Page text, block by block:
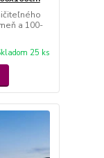
a 100-
25 ks